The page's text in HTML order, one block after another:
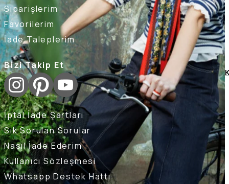
Siparişlerim
Favorilerim
İade Taleplerim
Bizi Takip Et
İptal İade Şartları
Sık Sorulan Sorular
Nasıl İade Ederim
Kullanıcı Sözleşmesi
Whatsapp Destek Hattı